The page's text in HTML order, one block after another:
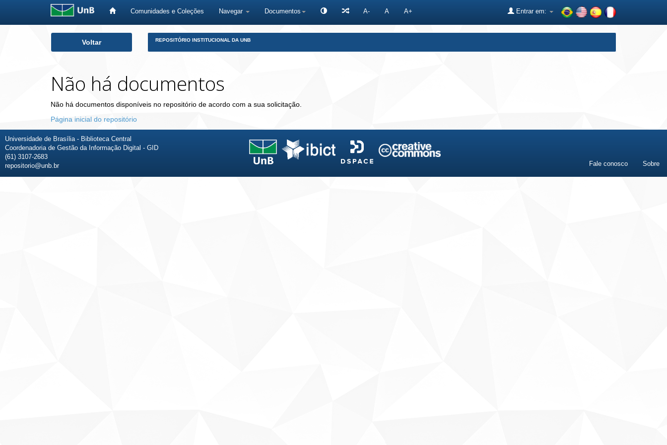
Comunidades e Coleções Navegar Documentos A- A A+ Entrar em:
Voltar REPOSITÓRIO INSTITUCIONAL DA UNB
Não há documentos
Não há documentos disponíveis no repositório de acordo com a sua solicitação.
Página inicial do repositório
Universidade de Brasília - Biblioteca Central
Coordenadoria de Gestão da Informação Digital - GID
(61) 3107-2683
repositorio@unb.br
Fale conosco Sobre